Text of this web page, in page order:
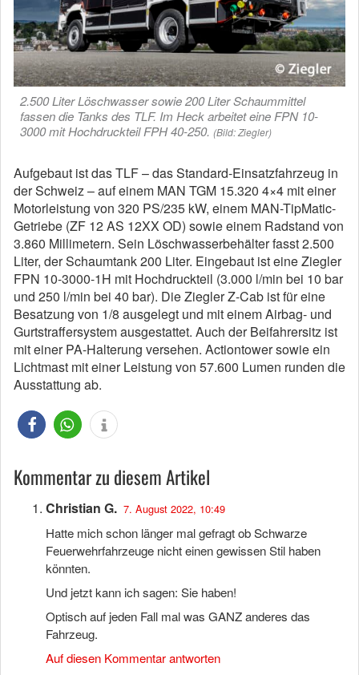
2.500 Liter Löschwasser sowie 200 Liter Schaummittel
fassen die Tanks des TLF. Im Heck arbeitet eine FPN 10-
3000 mit Hochdruckteil FPH 40-250. (Bild: Ziegler)
Aufgebaut ist das TLF – das Standard-Einsatzfahrzeug in
der Schweiz – auf einem MAN TGM 15.320 4×4 mit einer
Motorleistung von 320 PS/235 kW, einem MAN-TipMatic-
Getriebe (ZF 12 AS 12XX OD) sowie einem Radstand von
3.860 Millimetern. Sein Löschwasserbehälter fasst 2.500
Liter, der Schaumtank 200 Liter. Eingebaut ist eine Ziegler
FPN 10-3000-1H mit Hochdruckteil (3.000 l/min bei 10 bar
und 250 l/min bei 40 bar). Die Ziegler Z-Cab ist für eine
Besatzung von 1/8 ausgelegt und mit einem Airbag- und
Gurtstraffersystem ausgestattet. Auch der Beifahrersitz ist
mit einer PA-Halterung versehen. Actiontower sowie ein
Lichtmast mit einer Leistung von 57.600 Lumen runden die
Ausstattung ab.
Kommentar zu diesem Artikel
Christian G. 7. August 2022, 10:49
Hatte mich schon länger mal gefragt ob Schwarze
Feuerwehrfahrzeuge nicht einen gewissen Stil haben
könnten.
Und jetzt kann ich sagen: Sie haben!
Optisch auf jeden Fall mal was GANZ anderes das
Fahrzeug.
Auf diesen Kommentar antworten